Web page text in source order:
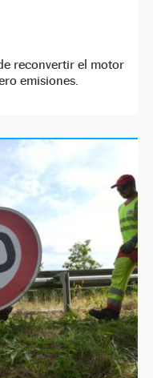
reconvertir el motor
emisiones.